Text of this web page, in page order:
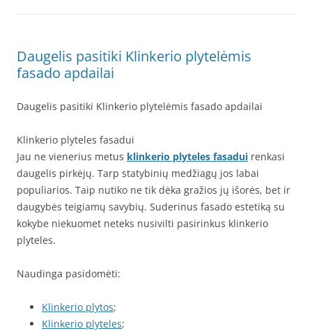
Daugelis pasitiki Klinkerio plytelėmis
fasado apdailai
Daugelis pasitiki Klinkerio plytelėmis fasado apdailai
Klinkerio plyteles fasadui
Jau ne vienerius metus klinkerio plyteles fasadui renkasi
daugelis pirkėjų. Tarp statybinių medžiagų jos labai
populiarios. Taip nutiko ne tik dėka gražios jų išorės, bet ir
daugybės teigiamų savybių. Suderinus fasado estetiką su
kokybe niekuomet neteks nusivilti pasirinkus klinkerio
plyteles.
Naudinga pasidomėti:
Klinkerio plytos;
Klinkerio plyteles;